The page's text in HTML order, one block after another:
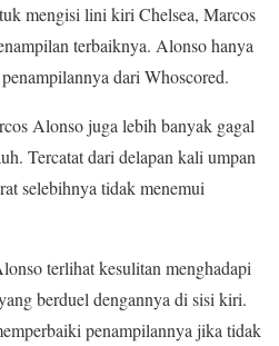
mengisi lini kiri Chelsea, Marcos
terbaiknya. Alonso hanya
dari Whoscored.
Alonso juga lebih banyak gagal
Tercatat dari delapan kali umpan
selebihnya tidak menemui
terlihat kesulitan menghadapi
berduel dengannya di sisi kiri.
penampilannya jika tidak